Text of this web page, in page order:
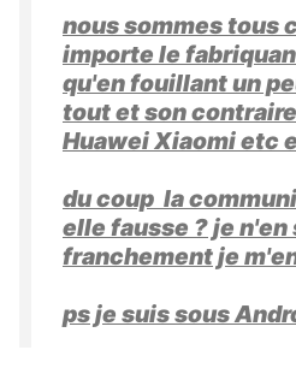
nous sommes tous
importe le
qu'en fouillant un
tout et son
Huawei Xiaomi etc
du coup la
elle fausse ? je n'en
franchement je
ps je suis sous